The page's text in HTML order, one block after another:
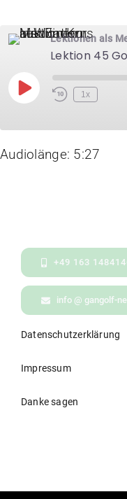
Lektionen als
Play
Episode
1x
RSS FEED
TEILEN
Audiolänge: 5:27
+49 163
info @ gangolf-
Datenschutzerklärung
Impressum
Danke sagen